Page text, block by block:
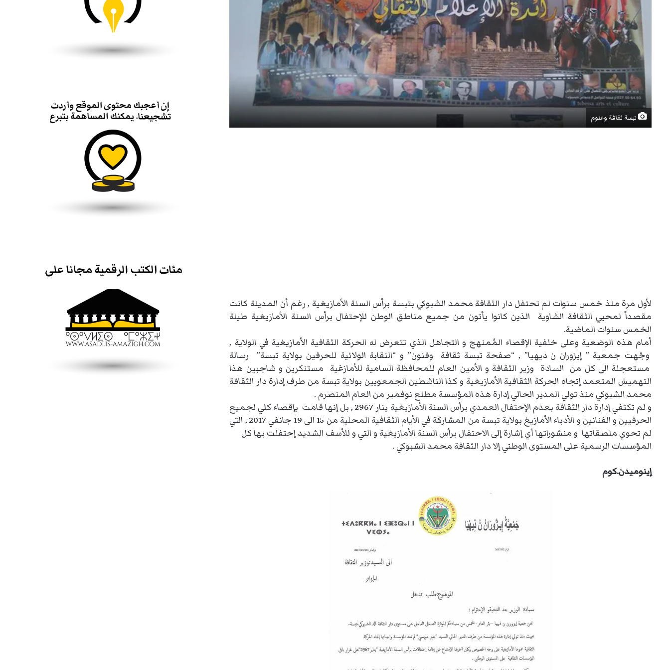
تبسة ثقافة وعلوم
لأول مرة منذ خمس سنوات لم تحتفل دار الثقافة محمد الشبوكي بتبسة برأس السنة الأمازيغية , رغم أن المدينة كانت
مقصداً لمحبي الثقافة الشاوية الذين كانوا يأتون من جميع مناطق الوطن للإحتفال برأس السنة الأمازيغية طيلة
الخمس سنوات الماضية.
أمام هذه الوضعية وعلى خلفية الإقصاء المُمنهج و التجاهل الذي تتعرض له الحركة الثقافية الأمازيغية في الولاية ,
وجّهت جمعية ” إيزوران ن ديهيا” , “صفحة تبسة ثقافة وفنون” و “النقابة الولائية للحرفين بولاية تبسة” رسالة
مستعجلة الى كل من السادة وزير الثقافة و الأمين العام للمحافظة السامية للأمازغية مستنكرين و شاجبين هذا
التهميش المتعمد إتجاه الحركة الثقافية الأمازيغية و كذا الناشطين الجمعويين بولاية تبسة من طرف إدارة دار الثقافة
محمد الشبوكي منذ تولي المدير الحالي إدارة هذه المؤسسة مطلع نوفمبر من العام المنصرم .
و لم تكتفي إدارة دار الثقافة بعدم الإحتفال العمدي برأس السنة الأمازيغية ينار 2967 , بل إنها قامت بإقصاء كلي لجميع
الحرفيين و الفنانين و الأدباء الأمازيغ بولاية تبسة من المشاركة في الأيام الثقافية المحلية من 15 الى 19 جانفي 2017 , التي
لم تحوي ملصقاتها و منشوراتها أي إشارة إلى الاحتفال برأس السنة الأمازيغية و التي و للأسف الشديد إحتفلت بها كل
المؤسسات الرسمية على المستوى الوطني إلا دار الثقافة محمد الشبوكي .
إينوميدن.كوم